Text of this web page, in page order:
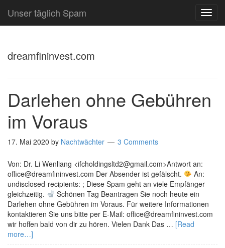
Unser täglich Spam
dreamfininvest.com
Darlehen ohne Gebühren
im Voraus
17. Mai 2020 by Nachtwächter 3 Comments
Von: Dr. Li Wenliang <ifcholdingsltd2@gmail.com>Antwort an:
office@dreamfininvest.com Der Absender ist gefälscht.
An:
undisclosed-recipients: ; Diese Spam geht an viele Empfänger
gleichzeitig.
Schönen Tag Beantragen Sie noch heute ein
Darlehen ohne Gebühren im Voraus. Für weitere Informationen
kontaktieren Sie uns bitte per E-Mail: office@dreamfininvest.com
wir hoffen bald von dir zu hören. Vielen Dank Das … [Read
more…]